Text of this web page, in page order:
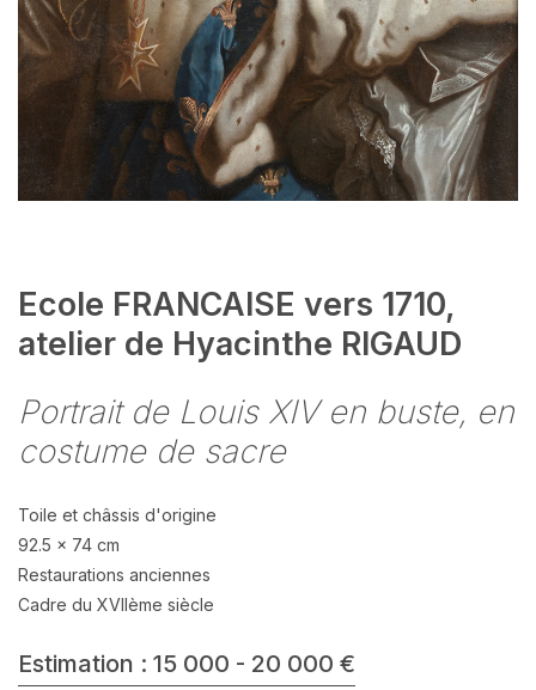
Ecole FRANCAISE vers 1710,
atelier de Hyacinthe RIGAUD
Portrait de Louis XIV en buste, en
costume de sacre
Toile et châssis d'origine
92.5 x 74 cm
Restaurations anciennes
Cadre du XVIIème siècle
Estimation : 15 000 - 20 000 €